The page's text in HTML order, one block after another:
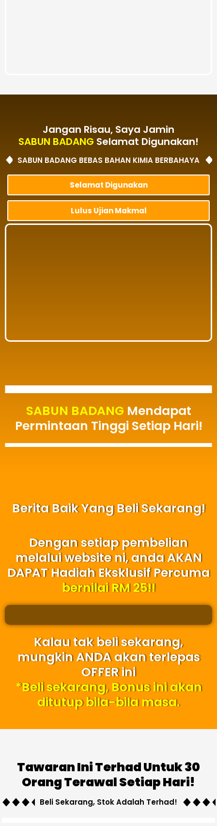
Jangan Risau, Saya Jamin
SABUN BADANG Selamat Digunakan!
SABUN BADANG BEBAS BAHAN KIMIA BERBAHAYA
Selamat Digunakan
Lulus Ujian Makmal
SABUN BADANG Mendapat
Permintaan Tinggi Setiap Hari!
Berita Baik Yang Beli Sekarang!
Dengan setiap pembelian
melalui website ni, anda AKAN
DAPAT Hadiah Eksklusif Percuma
bernilai RM 25!!
Kalau tak beli sekarang,
mungkin ANDA akan terlepas
OFFER ini
*Beli sekarang, Bonus ini akan
ditutup bila-bila masa.
Tawaran Ini Terhad Untuk 30
Orang Terawal Setiap Hari!
Beli Sekarang, Stok Adalah Terhad!